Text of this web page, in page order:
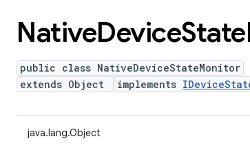
NativeDeviceState
public class NativeDeviceStateMonitor
extends Object
implements
java.lang.Object